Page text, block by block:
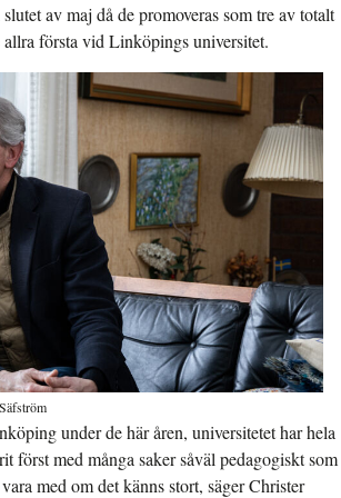
av maj då de promoveras som tre av totalt
första vid Linköpings universitet.
under de här åren, universitetet har hela
först med många saker såväl pedagogiskt som
med om det känns stort, säger Christer